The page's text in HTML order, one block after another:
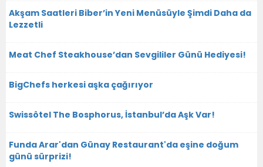
Akşam Saatleri Biber’in Yeni Menüsüyle Şimdi Daha da
Lezzetli
Meat Chef Steakhouse’dan Sevgililer Günü Hediyesi!
BigChefs herkesi aşka çağırıyor
Swissôtel The Bosphorus, İstanbul’da Aşk Var!
Funda Arar'dan Günay Restaurant'da eşine doğum
günü sürprizi!